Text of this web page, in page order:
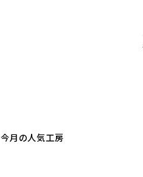
今月の人気工房